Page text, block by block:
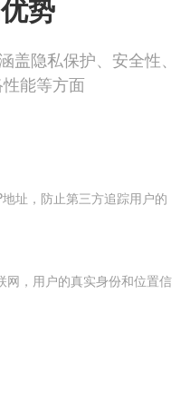
势
盖隐私保护、安全性、
能等方面
址，防止第三方追踪用户的
网，用户的真实身份和位置信